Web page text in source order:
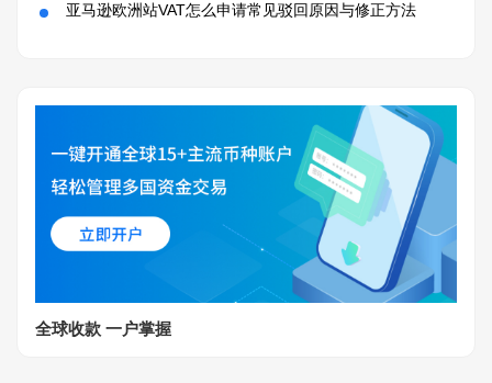
亚马逊欧洲站VAT怎么申请常见驳回原因与修正方法
全球收款 一户掌握